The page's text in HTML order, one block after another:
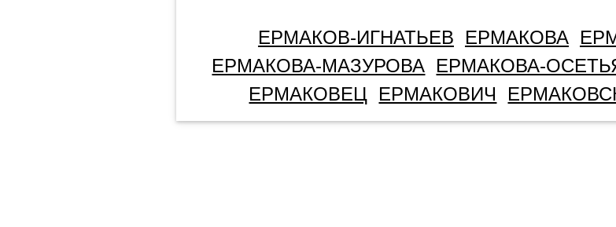
ЕРМАКОВ-ИГНАТЬЕВ ЕРМАКОВА
ЕРМАКОВА-МАЗУРОВА ЕРМАКОВА-
ЕРМАКОВЕЦ ЕРМАКОВИЧ